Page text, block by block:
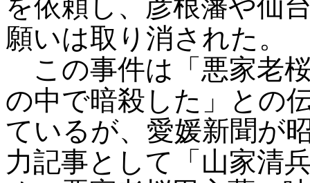
を依頼し、彦根藩や仙
願いは取り消された。
この事件は「悪家老
の中で暗殺した」との
ているが、愛媛新聞が
力記事として「山家清